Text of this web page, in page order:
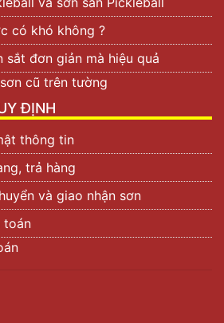
có khó không ?
sắt đơn giản mà hiệu quả
cũ trên tường
ĐỊNH
thông tin
trả hàng
và giao nhận sơn
toán